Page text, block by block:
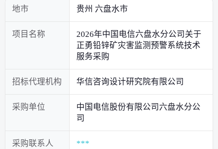
地市 贵州 六盘水市
项目名称
2026年中国电信六盘水分公司关于
正勇铅锌矿灾害监测预警系统技术
服务采购
招标代理机构 华信咨询设计研究院有限公司
采购单位
中国电信股份有限公司六盘水分公
司
采购联系人 ***